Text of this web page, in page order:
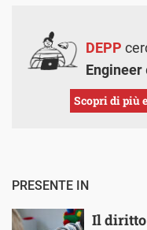
DEPP
Engineer
Scopri di più
PRESENTE IN
Il diritto